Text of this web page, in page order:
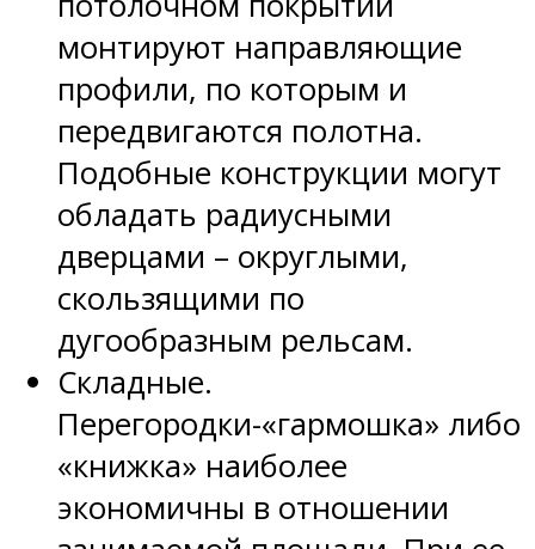
монтируют направляющие
профили, по которым и
передвигаются полотна.
Подобные конструкции могут
обладать радиусными
дверцами – округлыми,
скользящими по
дугообразным рельсам.
Складные.
Перегородки-«гармошка» либо
«книжка» наиболее
экономичны в отношении